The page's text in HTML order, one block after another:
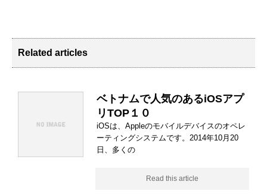
Related articles
ベトナムで人気のあるiOSアプ
リTOP１０
iOSは、Appleのモバイルデバイスのオペレ
ーティングシステムです。2014年10月20
日、多くの
Read this article